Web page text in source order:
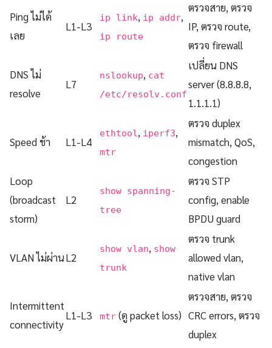
Ping ไม่ได้
เลย
L1-L3
ip link, ip addr,
ip route
ตรวจสาย, ตรวจ
IP, ตรวจ route,
ตรวจ firewall
DNS ไม่
resolve
L7
nslookup, cat
/etc/resolv.conf
เปลี่ยน DNS
server (8.8.8.8,
1.1.1.1)
Speed ช้า L1-L4
ethtool , iperf3,
mtr
ตรวจ duplex
mismatch, QoS,
congestion
Loop
(broadcast
storm)
L2
show spanning-
tree
ตรวจ STP
config, enable
BPDU guard
VLAN ไม่ผ่านL2
show vlan, show
trunk
ตรวจ trunk
allowed vlan,
native vlan
Intermittent
connectivity
L1-L3 mtr (ดู packet loss)
ตรวจสาย, ตรวจ
CRC errors, ตรวจ
duplex